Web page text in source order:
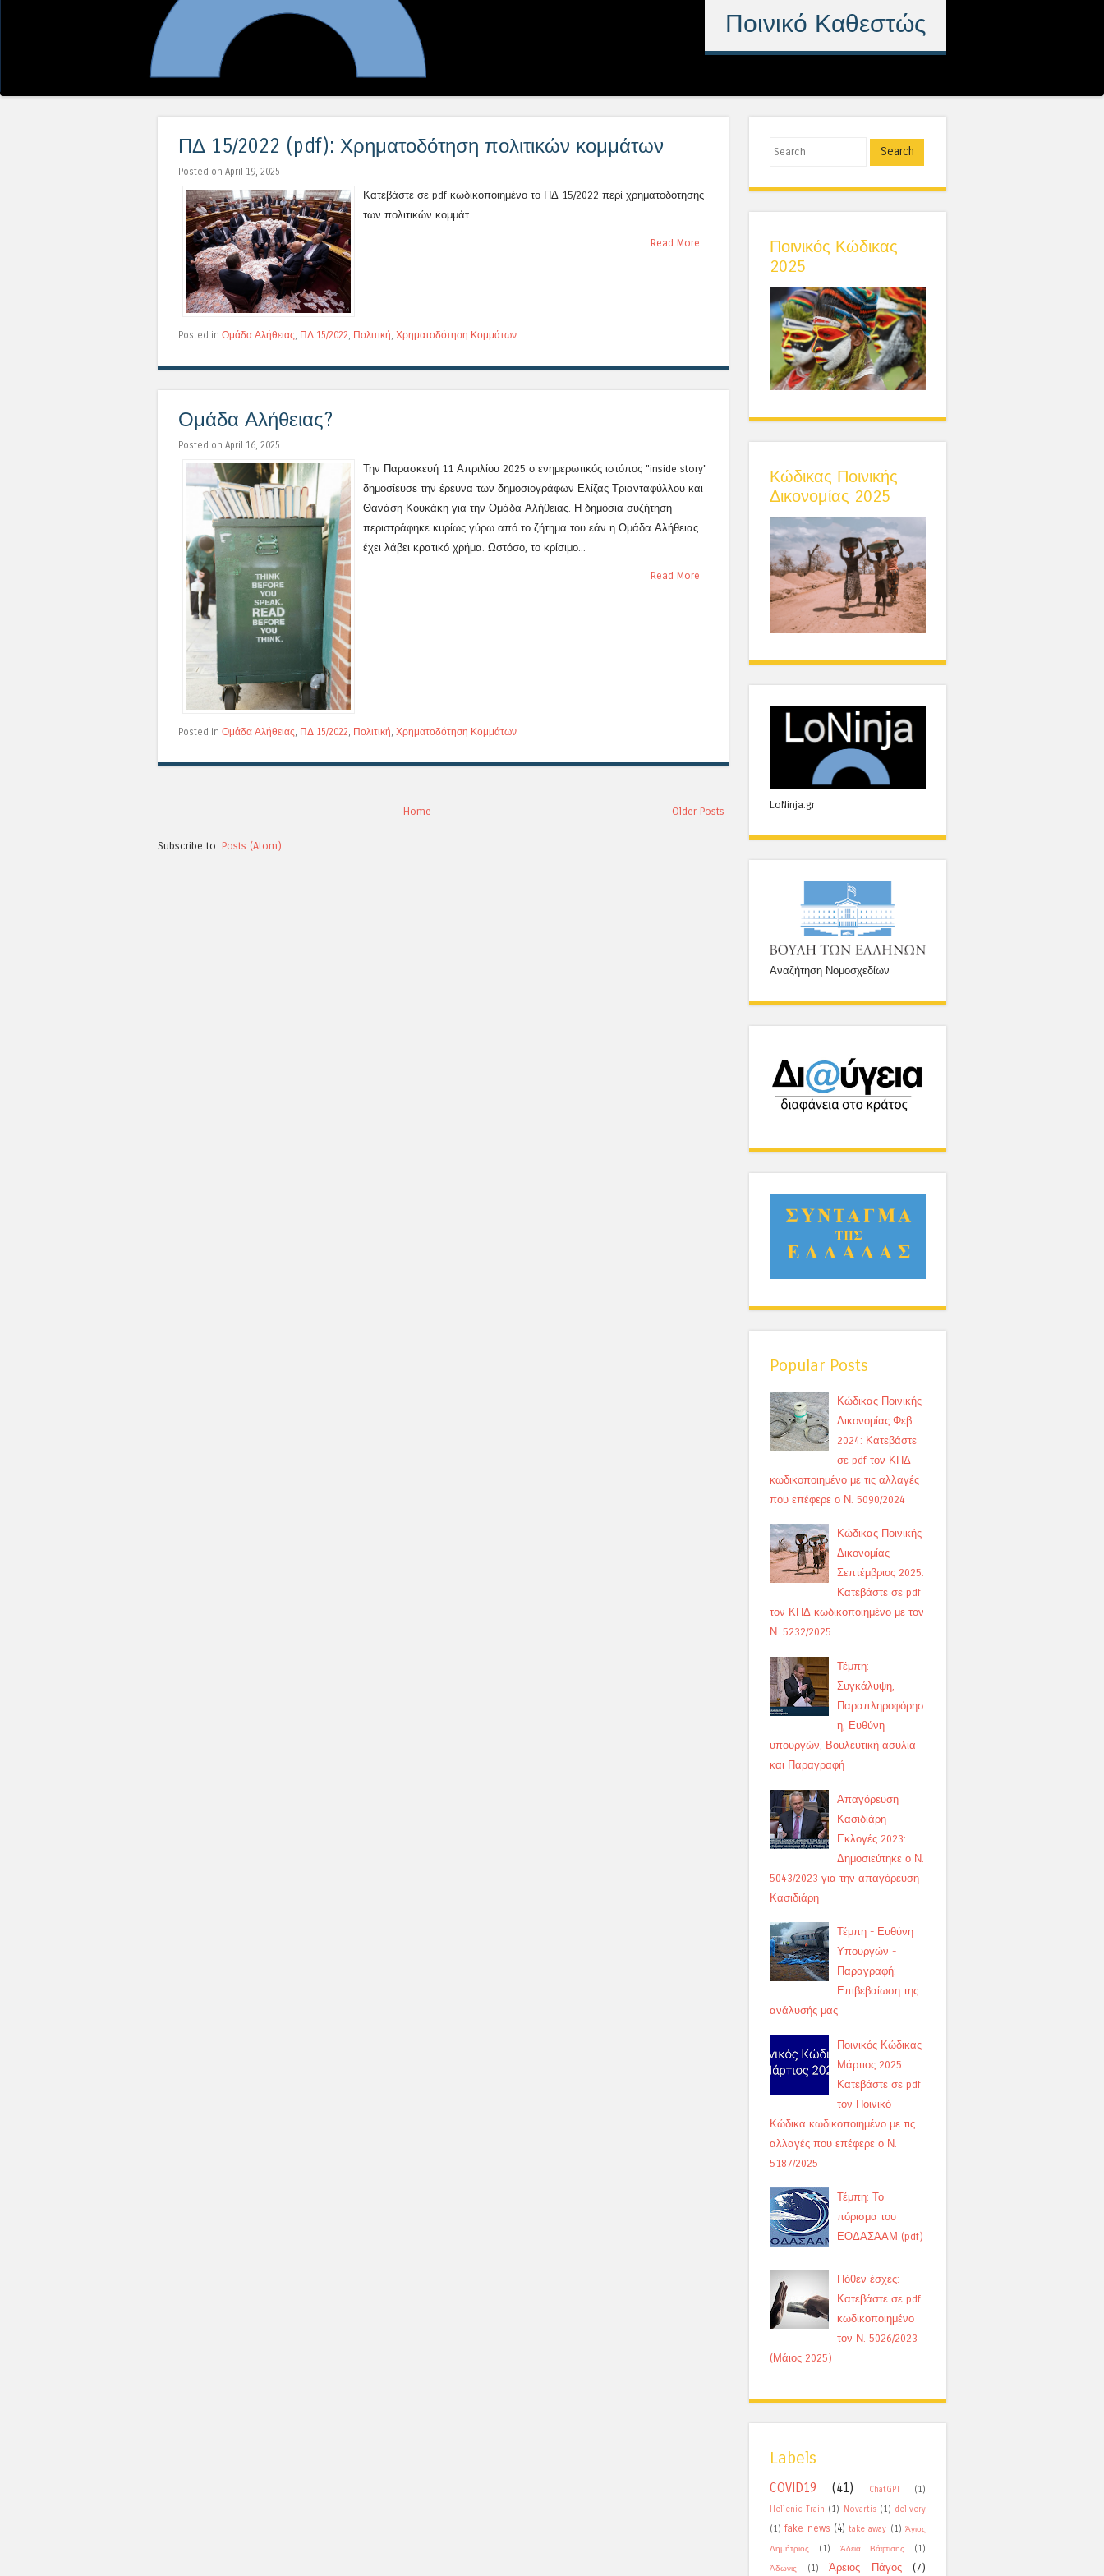
Ποινικό Καθεστώς
ΠΔ 15/2022 (pdf): Χρηματοδότηση πολιτικών κομμάτων
Posted on April 19, 2025
Κατεβάστε σε pdf κωδικοποιημένο το ΠΔ 15/2022 περί χρηματοδότησης
των πολιτικών κομμάτ...
Read More
Posted in Ομάδα Αλήθειας ΠΔ 15/2022 Πολιτική Χρηματοδότηση Κομμάτων
Ομάδα Αλήθειας?
Posted on April 16, 2025
Την Παρασκευή 11 Απριλίου 2025 ο ενημερωτικός ιστόπος "inside story"
δημοσίευσε την έρευνα των δημοσιογράφων Ελίζας Τριανταφύλλου και
Θανάση Κουκάκη για την Ομάδα Αλήθειας. Η δημόσια συζήτηση
περιστράφηκε κυρίως γύρω από το ζήτημα του εάν η Ομάδα Αλήθειας
έχει λάβει κρατικό χρήμα. Ωστόσο, το κρίσιμο...
Read More
Posted in Ομάδα Αλήθειας, ΠΔ 15/2022, Πολιτική, Χρηματοδότηση Κομμάτων
Older Posts
Home
Subscribe to: Posts (Atom)
Search
Ποινικός Κώδικας
2025
Κώδικας Ποινικής
Δικονομίας 2025
LoNinja.gr
Αναζήτηση Νομοσχεδίων
Popular Posts
Κώδικας Ποινικής
Δικονομίας Φεβ.
2024: Κατεβάστε
σε pdf τον ΚΠΔ
κωδικοποιημένο με τις αλλαγές
που επέφερε ο Ν. 5090/2024
Κώδικας Ποινικής
Δικονομίας
Σεπτέμβριος 2025:
Κατεβάστε σε pdf
τον ΚΠΔ κωδικοποιημένο με τον
Ν. 5232/2025
Τέμπη:
Συγκάλυψη,
Παραπληροφόρησ
η, Ευθύνη
υπουργών, Βουλευτική ασυλία
και Παραγραφή
Απαγόρευση
Κασιδιάρη -
Εκλογές 2023:
Δημοσιεύτηκε ο Ν.
5043/2023 για την απαγόρευση
Κασιδιάρη
Τέμπη - Ευθύνη
Υπουργών -
Παραγραφή:
Επιβεβαίωση της
ανάλυσής μας
Ποινικός Κώδικας
Μάρτιος 2025:
Κατεβάστε σε pdf
τον Ποινικό
Κώδικα κωδικοποιημένο με τις
αλλαγές που επέφερε ο Ν.
5187/2025
Τέμπη: Το
πόρισμα του
ΕΟΔΑΣΑΑΜ (pdf)
Πόθεν έσχες:
Κατεβάστε σε pdf
κωδικοποιημένο
τον Ν. 5026/2023
(Μάιος 2025)
Labels
COVID19 (41) ChatGPT
(1)
Hellenic Train (1) Novartis (1) delivery
(1) fake news (4) take away (1) Άγιος
Δημήτριος
(1) Άδεια Βάφτισης
(1)
Άδωνις
(1) Άρειος Πάγος (7)